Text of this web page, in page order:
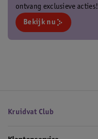
ontvang exclusieve acties!
Bekijk nu
Kruidvat Club